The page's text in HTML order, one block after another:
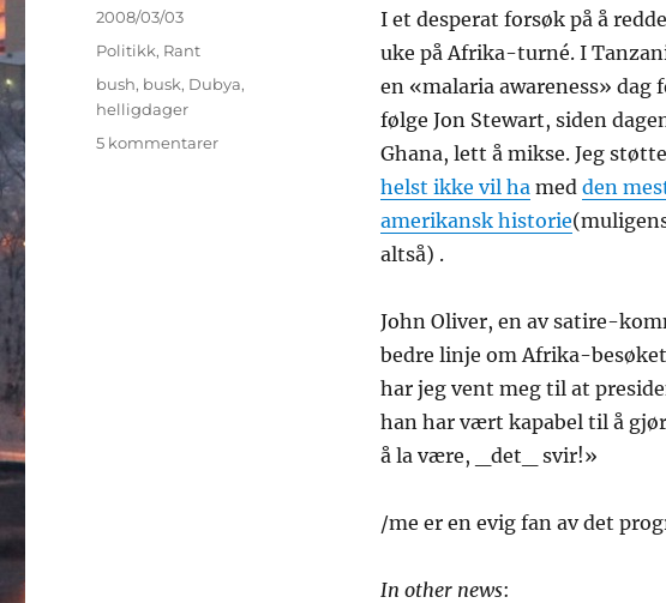
I et desperat forsøk på å
uke på Afrika-turné. I
en «malaria awareness» dag
følge Jon Stewart, siden
Ghana, lett å mikse. Jeg
helst ikke vil hamed den
amerikansk historie
altså) .
John Oliver, en av satire-
bedre linje om Afrika-
har jeg vent meg til at
han har vært kapabel til å
å la være, _det_ svir!»
/me er en evig fan av det
In other news:
Publisert
2008/03/03
Kategorier
Politikk, Rant
Stikkord
bush, busk, Dubya,
helligdager
5 kommentarertil